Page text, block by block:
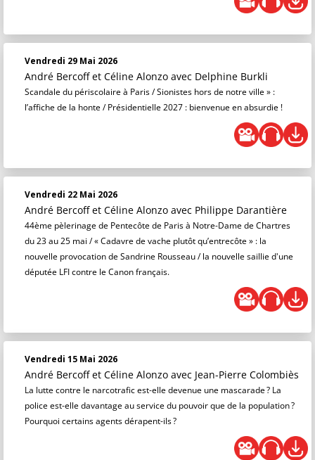
Vendredi 29 Mai 2026
André Bercoff et Céline Alonzo avec Delphine Burkli
Scandale du périscolaire à Paris / Sionistes hors de notre ville » :
l’affiche de la honte / Présidentielle 2027 : bienvenue en absurdie !
Vendredi 22 Mai 2026
André Bercoff et Céline Alonzo avec Philippe Darantière
44ème pèlerinage de Pentecôte de Paris à Notre-Dame de Chartres
du 23 au 25 mai / « Cadavre de vache plutôt qu’entrecôte » : la
nouvelle provocation de Sandrine Rousseau / la nouvelle saillie d'une
députée LFI contre le Canon français.
Vendredi 15 Mai 2026
André Bercoff et Céline Alonzo avec Jean-Pierre Colombiès
La lutte contre le narcotrafic est-elle devenue une mascarade ? La
police est-elle davantage au service du pouvoir que de la population ?
Pourquoi certains agents dérapent-ils ?